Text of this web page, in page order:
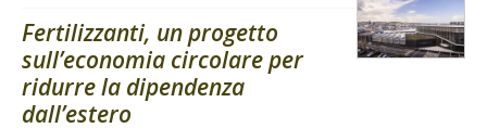
Fertilizzanti, un progetto
sull’economia circolare per
ridurre la dipendenza
dall’estero